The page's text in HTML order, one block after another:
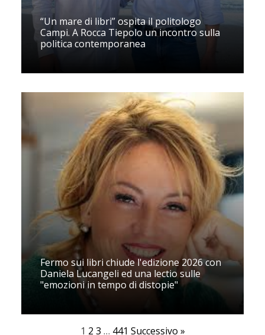
“Un mare di libri” ospita il politologo
Campi. A Rocca Tiepolo un incontro sulla
politica contemporanea
Fermo sui libri chiude l'edizione 2026 con
Daniela Lucangeli ed una lectio sulle
"emozioni in tempo di distopie"
1 2 3 … 441 Successivo »